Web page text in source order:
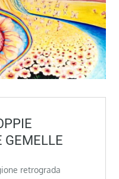
GEMELLE
retrograda